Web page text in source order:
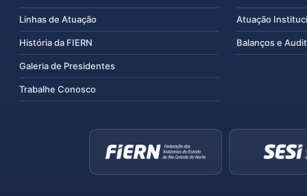
Linhas de Atuação
História da FIERN
Galeria de Presidentes
Trabalhe Conosco
Atuação
Balanços e